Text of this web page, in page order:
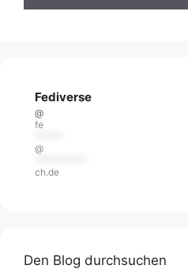
Fediverse
@
fe
@
ch.de
Den Blog durchsuchen